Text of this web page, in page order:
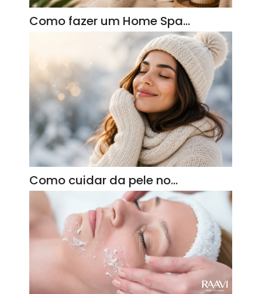
Como fazer um Home Spa…
Como cuidar da pele no…